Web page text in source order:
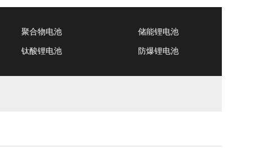
聚合物电池 储能锂电池
钛酸锂电池 防爆锂电池